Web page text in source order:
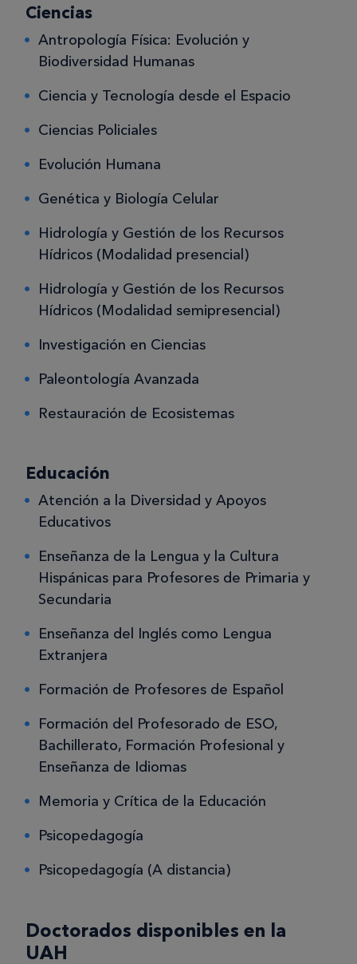
Ciencias
Antropología Física: Evolución y
Biodiversidad Humanas
Ciencia y Tecnología desde el Espacio
Ciencias Policiales
Evolución Humana
Genética y Biología Celular
Hidrología y Gestión de los Recursos
Hídricos (Modalidad presencial)
Hidrología y Gestión de los Recursos
Hídricos (Modalidad semipresencial)
Investigación en Ciencias
Paleontología Avanzada
Restauración de Ecosistemas
Educación
Atención a la Diversidad y Apoyos
Educativos
Enseñanza de la Lengua y la Cultura
Hispánicas para Profesores de Primaria y
Secundaria
Enseñanza del Inglés como Lengua
Extranjera
Formación de Profesores de Español
Formación del Profesorado de ESO,
Bachillerato, Formación Profesional y
Enseñanza de Idiomas
Memoria y Crítica de la Educación
Psicopedagogía
Psicopedagogía (A distancia)
Doctorados disponibles en la
UAH